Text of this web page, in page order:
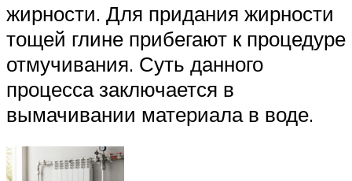
жирности. Для придания жирности
тощей глине прибегают к процедуре
отмучивания. Суть данного
процесса заключается в
вымачивании материала в воде.